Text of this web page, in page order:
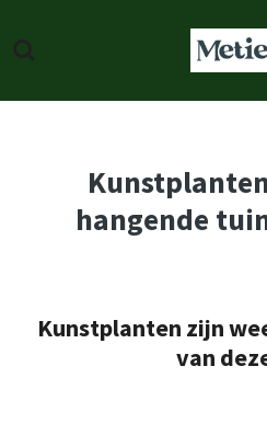
direct
de
hangende
Kunstplanten zijn
van